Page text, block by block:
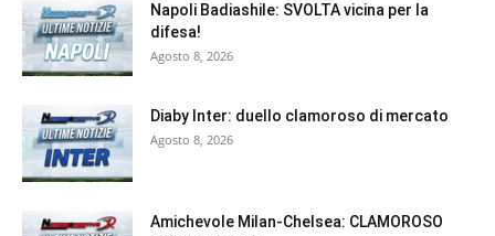
Napoli Badiashile: SVOLTA vicina per la
difesa!
Agosto 8, 2026
Diaby Inter: duello clamoroso di mercato
Agosto 8, 2026
Amichevole Milan-Chelsea: CLAMOROSO